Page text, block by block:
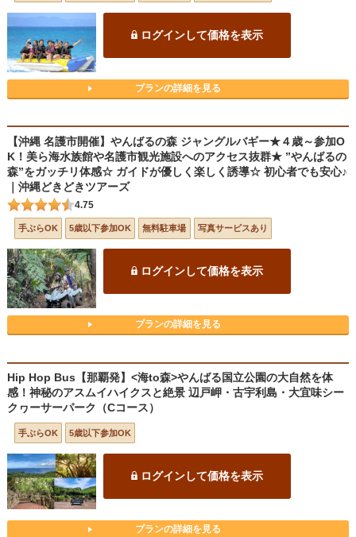
ログインして価格を表示
プランの詳細を見る
【沖縄 名護市開催】やんばるの森 ジャングルバギー★４歳～参加O
K！美ら海水族館や名護市観光施設へのアクセス抜群★ ”やんばるの
森”をガッチリ体感☆ ガイドが優しく楽しく誘導☆ 初心者でも安心♪
｜沖縄どきどきツアーズ
4.75
手ぶらOK 5歳以下参加OK 無料駐車場 写真サービスあり
ログインして価格を表示
プランの詳細を見る
Hip Hop Bus【那覇発】<海to森>やんばる国立公園の大自然を体
感！神秘のアスムイハイクスと絶景 辺戸岬・古宇利島・大宜味シー
クヮーサーパーク（Cコース）
手ぶらOK 5歳以下参加OK
ログインして価格を表示
プランの詳細を見る